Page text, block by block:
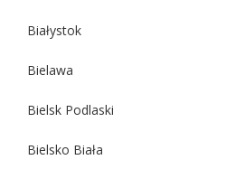
Białystok
Bielawa
Bielsk Podlaski
Bielsko Biała